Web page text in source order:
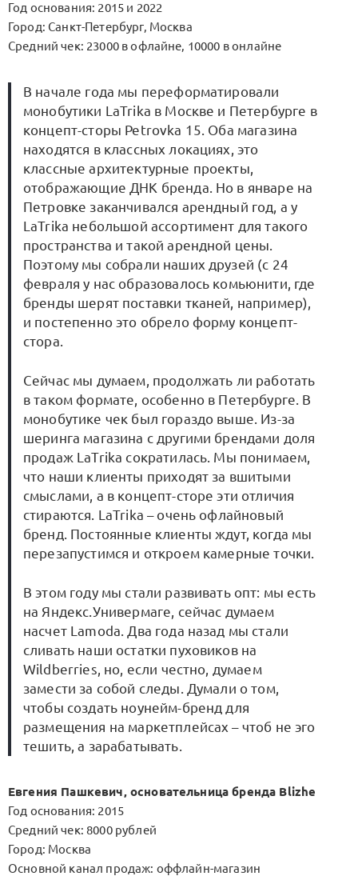
Год основания: 2015 и 2022
Город: Санкт-Петербург, Москва
Средний чек: 23000 в офлайне, 10000 в онлайне
В начале года мы переформатировали
монобутики LaTrika в Москве и Петербурге в
концепт-сторы Petrovka 15. Оба магазина
находятся в классных локациях, это
классные архитектурные проекты,
отображающие ДНК бренда. Но в январе на
Петровке заканчивался арендный год, а у
LaTrika небольшой ассортимент для такого
пространства и такой арендной цены.
Поэтому мы собрали наших друзей (с 24
февраля у нас образовалось комьюнити, где
бренды шерят поставки тканей, например),
и постепенно это обрело форму концепт-
стора.
Сейчас мы думаем, продолжать ли работать
в таком формате, особенно в Петербурге. В
монобутике чек был гораздо выше. Из-за
шеринга магазина с другими брендами доля
продаж LaTrika сократилась. Мы понимаем,
что наши клиенты приходят за вшитыми
смыслами, а в концепт-сторе эти отличия
стираются. LaTrika – очень офлайновый
бренд. Постоянные клиенты ждут, когда мы
перезапустимся и откроем камерные точки.
В этом году мы стали развивать опт: мы есть
на Яндекс.Универмаге, сейчас думаем
насчет Lamoda. Два года назад мы стали
сливать наши остатки пуховиков на
Wildberries, но, если честно, думаем
замести за собой следы. Думали о том,
чтобы создать ноунейм-бренд для
размещения на маркетплейсах – чтоб не эго
тешить, а зарабатывать.
Евгения Пашкевич, основательница бренда Blizhe
Год основания: 2015
Средний чек: 8000 рублей
Город: Москва
Основной канал продаж: оффлайн-магазин